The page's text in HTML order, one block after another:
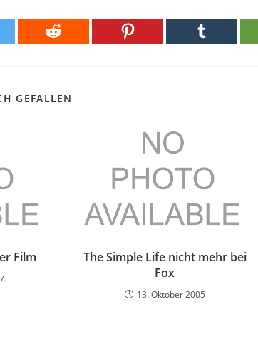
GEFALLEN
Film
The Simple Life nicht mehr bei
Fox
13. Oktober 2005